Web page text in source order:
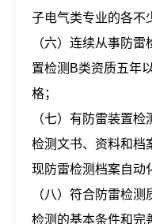
子电气类专业的各不
（六）连续从事防
置检测B类资质五年
格；
（七）有防雷装置
检测文书、资料和档
现防雷检测档案自动
（八）符合防雷检
检测的基本条件和完